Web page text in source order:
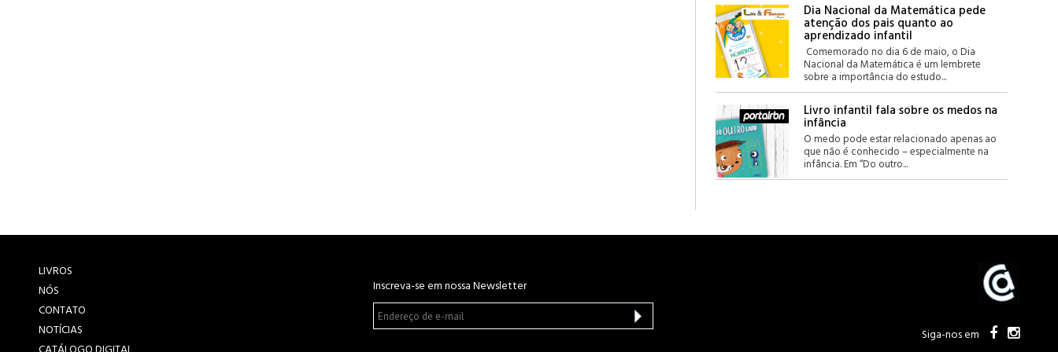
Dia Nacional da Matemática pede
atenção dos pais quanto ao
aprendizado infantil
Comemorado no dia 6 de maio, o Dia
Nacional da Matemática é um lembrete
sobre a importância do estudo...
Livro infantil fala sobre os medos na
infância
O medo pode estar relacionado apenas ao
que não é conhecido – especialmente na
infância. Em “Do outro...
LIVROS
NÓS
CONTATO
NOTÍCIAS
Inscreva-se em nossa Newsletter
Siga-nos em